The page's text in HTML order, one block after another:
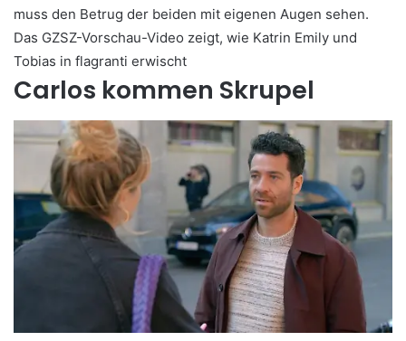
muss den Betrug der beiden mit eigenen Augen sehen.
Das GZSZ-Vorschau-Video zeigt, wie Katrin Emily und
Tobias in flagranti erwischt
Carlos kommen Skrupel